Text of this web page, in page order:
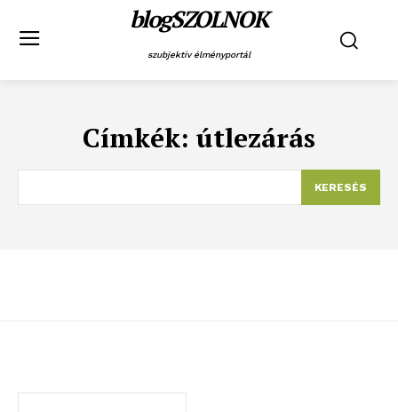
blogSZOLNOK
szubjektív élményportál
Címkék: útlezárás
KERESÉS